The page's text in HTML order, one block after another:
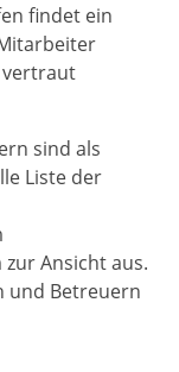
findet ein
vertraut
sind als
Liste der
Ansicht aus.
und Betreuern